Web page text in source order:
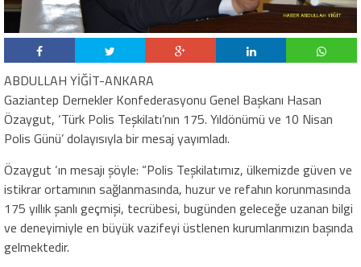
ABDULLAH YİĞİT-ANKARA
Gaziantep Dernekler Konfederasyonu Genel Başkanı Hasan
Özaygut, ‘Türk Polis Teşkilatı’nın 175. Yıldönümü ve 10 Nisan
Polis Günü’ dolayısıyla bir mesaj yayımladı.
Özaygut ‘ın mesajı şöyle: “Polis Teşkilatımız, ülkemizde güven ve
istikrar ortamının sağlanmasında, huzur ve refahın korunmasında
175 yıllık şanlı geçmişi, tecrübesi, bugünden geleceğe uzanan bilgi
ve deneyimiyle en büyük vazifeyi üstlenen kurumlarımızın başında
gelmektedir.